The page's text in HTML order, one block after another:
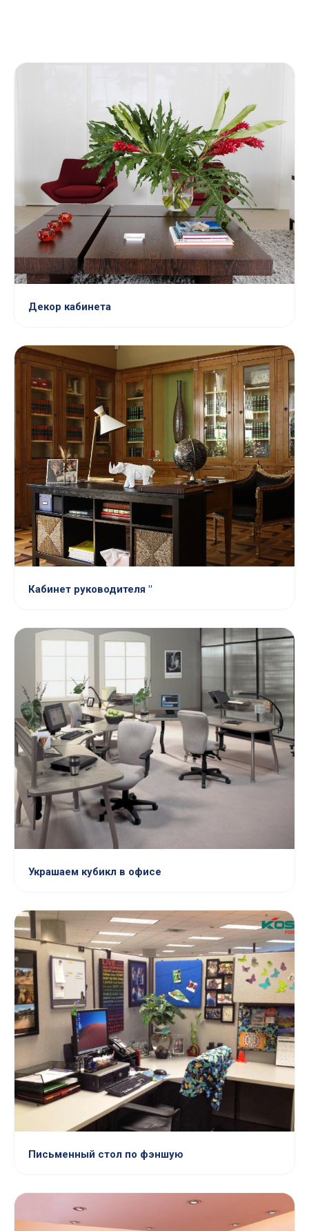
Декор кабинета
Кабинет руководителя "
Украшаем кубикл в офисе
Письменный стол по фэншую